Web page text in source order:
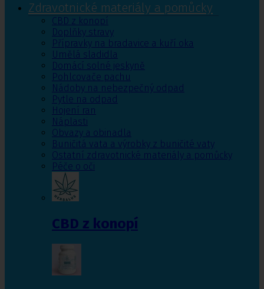
Zdravotnické materiály a pomůcky
CBD z konopí
Doplňky stravy
Přípravky na bradavice a kuří oka
Umělá sladidla
Domácí solné jeskyně
Pohlcovače pachu
Nádoby na nebezpečný odpad
Pytle na odpad
Hojení ran
Náplasti
Obvazy a obinadla
Buničitá vata a výrobky z buničité vaty
Ostatní zdravotnické materiály a pomůcky
Péče o oči
CBD z konopí